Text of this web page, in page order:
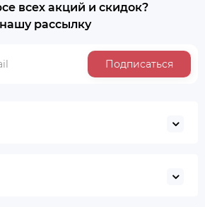
всех акций и скидок?
рассылку
Подписаться